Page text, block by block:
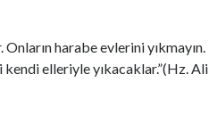
harabe evlerini yıkmayın.
elleriyle yıkacaklar.”(Hz. Ali